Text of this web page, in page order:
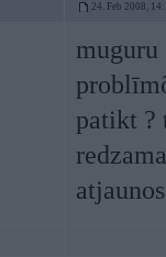
24. Feb 2008,
muguru
patikt ?